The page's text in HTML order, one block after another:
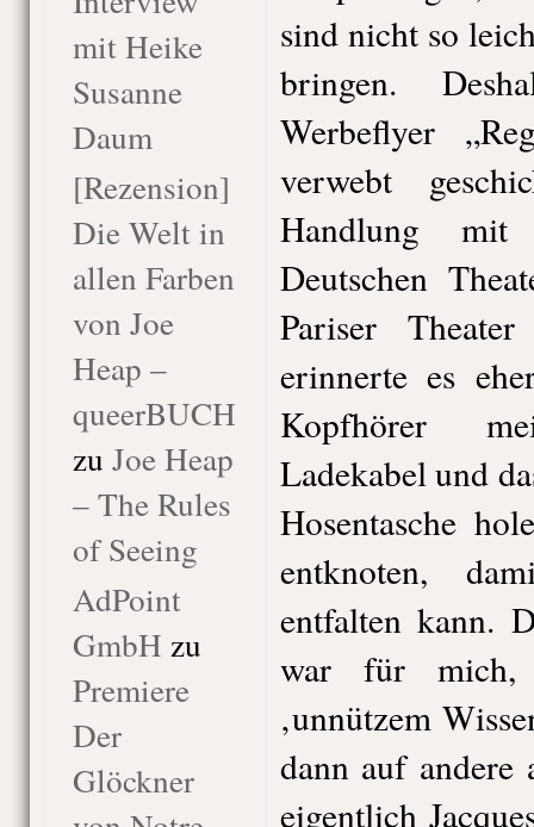
mit Heike
Susanne
Daum
[Rezension]
Die Welt in
allen Farben
von Joe
Heap –
queerBUCH
zu Joe Heap
– The Rules
of Seeing
AdPoint
GmbH zu
Premiere
Der
Glöckner
sind nicht so
bringen.
Werbeflyer
verwebt
Handlung
Deutschen
Pariser
erinnerte es
Kopfhörer
Ladekabel und
Hosentasche
entknoten,
entfalten kann.
war für mich,
‚unnützem
dann auf andere
eigentlich